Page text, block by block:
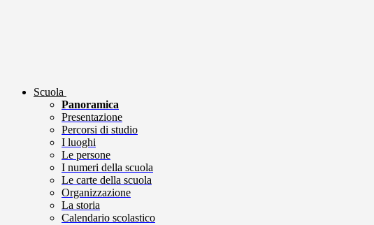
Scuola
Panoramica
Presentazione
Percorsi di studio
I luoghi
Le persone
I numeri della scuola
Le carte della scuola
Organizzazione
La storia
Calendario scolastico